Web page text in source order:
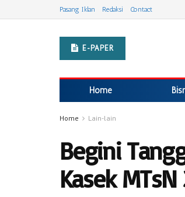
Pasang Iklan Redaksi Contact
E-PAPER
Home
Home Lain-lain
Begini
Kasek